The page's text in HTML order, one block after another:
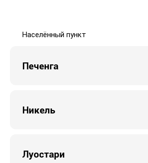
Населённый пункт
Печенга
Никель
Луостари